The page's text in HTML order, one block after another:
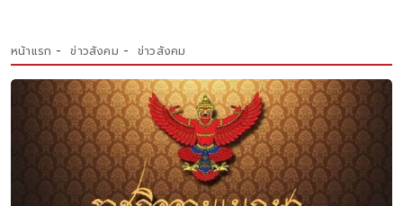
หน้าแรก ข่าวสังคม ข่าวสังคม